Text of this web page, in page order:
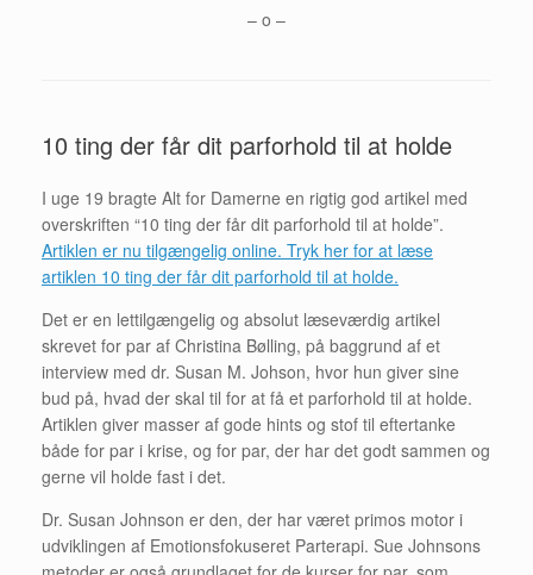
– o –
10 ting der får dit parforhold til at holde
I uge 19 bragte Alt for Damerne en rigtig god artikel med
overskriften “10 ting der får dit parforhold til at holde”.
Artiklen er nu tilgængelig online. Tryk her for at læse
artiklen 10 ting der får dit parforhold til at holde.
Det er en lettilgængelig og absolut læseværdig artikel
skrevet for par af Christina Bølling, på baggrund af et
interview med dr. Susan M. Johson, hvor hun giver sine
bud på, hvad der skal til for at få et parforhold til at holde.
Artiklen giver masser af gode hints og stof til eftertanke
både for par i krise, og for par, der har det godt sammen og
gerne vil holde fast i det.
Dr. Susan Johnson er den, der har været primos motor i
udviklingen af Emotionsfokuseret Parterapi. Sue Johnsons